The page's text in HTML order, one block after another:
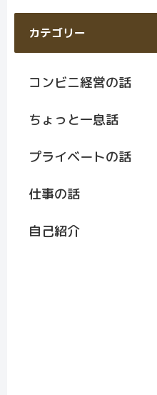
カテゴリー
コンビニ経営の話
ちょっと一息話
プライベートの話
仕事の話
自己紹介